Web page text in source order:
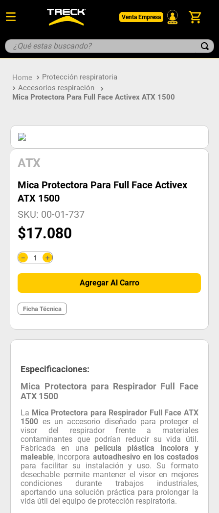
Venta Empresa
¿Qué estas buscando?
Protección respiratoria
Accesorios respiración
Mica Protectora Para Full Face Activex ATX 1500
ATX
Mica Protectora Para Full Face Activex
ATX 1500
SKU: 00-01-737
$17.080
＋
－
Agregar Al Carro
Ficha Técnica
Especificaciones:
Mica Protectora para Respirador Full Face
ATX 1500
La Mica Protectora para Respirador Full Face ATX
1500 es un accesorio diseñado para proteger el
visor del respirador frente a materiales
contaminantes que podrían reducir su vida útil.
Fabricada en una película plástica incolora y
maleable, incorpora autoadhesivo en los costados
para facilitar su instalación y uso. Su formato
desechable permite mantener el visor en mejores
condiciones durante trabajos industriales,
aportando una solución práctica para prolongar la
vida útil del equipo de protección respiratoria.
1. botin
2 . pantalon
5. casco